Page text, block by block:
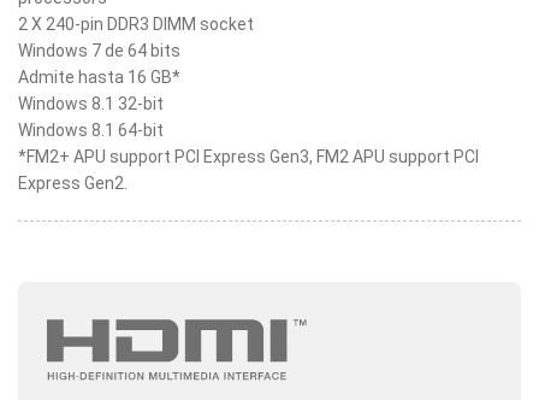
2 X 240-pin DDR3 DIMM socket
Windows 7 de 64 bits
Admite hasta 16 GB*
Windows 8.1 32-bit
Windows 8.1 64-bit
*FM2+ APU support PCI Express Gen3, FM2 APU support PCI
Express Gen2.